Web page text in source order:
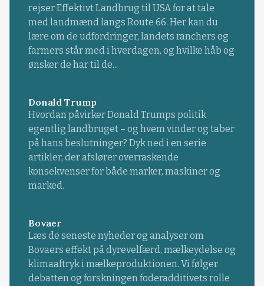
rejser Effektivt Landbrug til USA for at tale
med landmænd langs Route 66. Her kan du
lære om de udfordringer, landets ranchers og
farmers står med i hverdagen, og hvilke håb og
ønsker de har til de...
Donald Trump
Hvordan påvirker Donald Trumps politik
egentlig landbruget – og hvem vinder og taber
på hans beslutninger? Dyk ned i en serie
artikler, der afslører overraskende
konsekvenser for både marker, maskiner og
marked.
Bovaer
Læs de seneste nyheder og analyser om
Bovaers effekt på dyrevelfærd, mælkeydelse og
klimaaftryk i mælkeproduktionen. Vi følger
debatten og forskningen foderadditivets rolle